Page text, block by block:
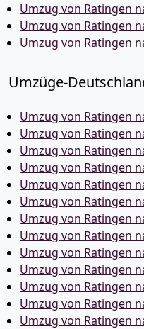
Umzug von Ratingen
Umzug von Ratingen
Umzug von Ratingen
Umzüge-
Umzug von Ratingen
Umzug von Ratingen
Umzug von Ratingen
Umzug von Ratingen
Umzug von Ratingen
Umzug von Ratingen
Umzug von Ratingen
Umzug von Ratingen
Umzug von Ratingen
Umzug von Ratingen
Umzug von Ratingen
Umzug von Ratingen
Umzug von Ratingen